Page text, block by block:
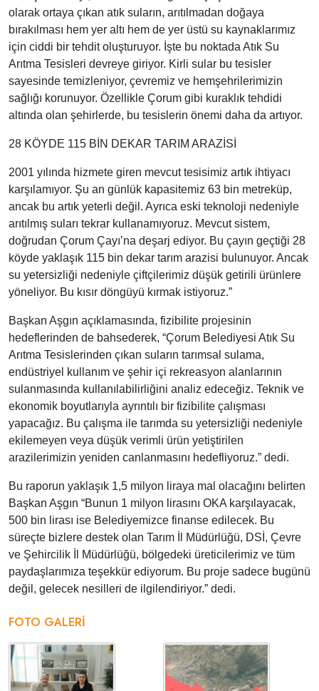
olarak ortaya çıkan atık suların, arıtılmadan doğaya
bırakılması hem yer altı hem de yer üstü su kaynaklarımız
için ciddi bir tehdit oluşturuyor. İşte bu noktada Atık Su
Arıtma Tesisleri devreye giriyor. Kirli sular bu tesisler
sayesinde temizleniyor, çevremiz ve hemşehrilerimizin
sağlığı korunuyor. Özellikle Çorum gibi kuraklık tehdidi
altında olan şehirlerde, bu tesislerin önemi daha da artıyor.
28 KÖYDE 115 BİN DEKAR TARIM ARAZİSİ
2001 yılında hizmete giren mevcut tesisimiz artık ihtiyacı
karşılamıyor. Şu an günlük kapasitemiz 63 bin metreküp,
ancak bu artık yeterli değil. Ayrıca eski teknoloji nedeniyle
arıtılmış suları tekrar kullanamıyoruz. Mevcut sistem,
doğrudan Çorum Çayı’na deşarj ediyor. Bu çayın geçtiği 28
köyde yaklaşık 115 bin dekar tarım arazisi bulunuyor. Ancak
su yetersizliği nedeniyle çiftçilerimiz düşük getirili ürünlere
yöneliyor. Bu kısır döngüyü kırmak istiyoruz.”
Başkan Aşgın açıklamasında, fizibilite projesinin
hedeflerinden de bahsederek, “Çorum Belediyesi Atık Su
Arıtma Tesislerinden çıkan suların tarımsal sulama,
endüstriyel kullanım ve şehir içi rekreasyon alanlarının
sulanmasında kullanılabilirliğini analiz edeceğiz. Teknik ve
ekonomik boyutlarıyla ayrıntılı bir fizibilite çalışması
yapacağız. Bu çalışma ile tarımda su yetersizliği nedeniyle
ekilemeyen veya düşük verimli ürün yetiştirilen
arazilerimizin yeniden canlanmasını hedefliyoruz.” dedi.
Bu raporun yaklaşık 1,5 milyon liraya mal olacağını belirten
Başkan Aşgın “Bunun 1 milyon lirasını OKA karşılayacak,
500 bin lirası ise Belediyemizce finanse edilecek. Bu
süreçte bizlere destek olan Tarım İl Müdürlüğü, DSİ, Çevre
ve Şehircilik İl Müdürlüğü, bölgedeki üreticilerimiz ve tüm
paydaşlarımıza teşekkür ediyorum. Bu proje sadece bugünü
değil, gelecek nesilleri de ilgilendiriyor.” dedi.
FOTO GALERI